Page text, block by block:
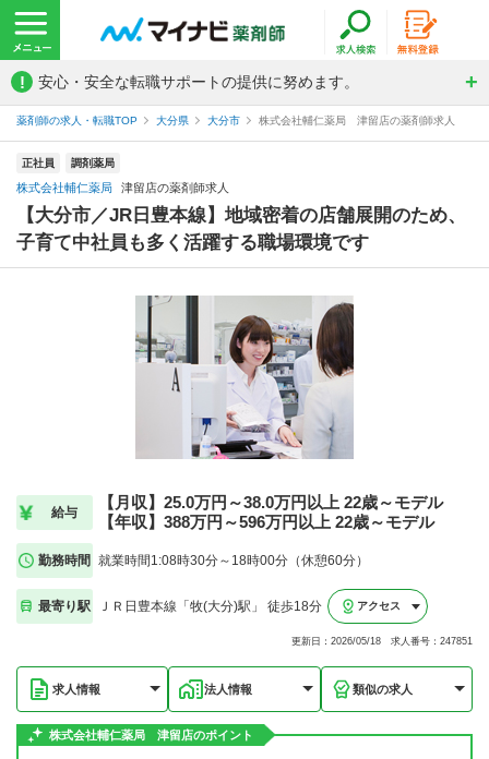
! 安心・安全な転職サポートの提供に努めます。
薬剤師の求人・転職TOP 大分県 大分市 株式会社輔仁薬局 津留店の薬剤師求人
正社員 調剤薬局
株式会社輔仁薬局 津留店の薬剤師求人
【大分市／JR日豊本線】地域密着の店舗展開のため、
子育て中社員も多く活躍する職場環境です
給与
【月収】25.0万円～38.0万円以上 22歳～モデル
【年収】388万円～596万円以上 22歳～モデル
勤務時間 就業時間1:08時30分～18時00分（休憩60分）
最寄り駅 ＪＲ日豊本線「牧(大分)駅」 徒歩18分 アクセス
更新日：2026/05/18 求人番号：247851
求人情報 法人情報 類似の求人
株式会社輔仁薬局 津留店のポイント